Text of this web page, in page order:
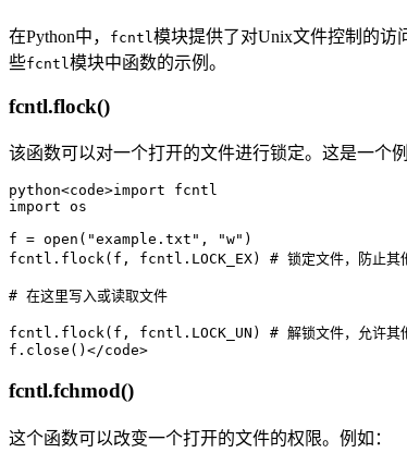
在Python中， fcntl模块提供了对Unix文件控制的访
些fcntl模块中函数的示例。
fcntl.flock()
该函数可以对一个打开的文件进行锁定。这是一个例
python<code>import fcntl
import os
f = open("example.txt", "w")
fcntl.flock(f, fcntl.LOCK_EX) # 锁定文件，防止其他
# 在这里写入或读取文件
fcntl.flock(f, fcntl.LOCK_UN) # 解锁文件，允许其他
f.close()</code>
fcntl.fchmod()
这个函数可以改变一个打开的文件的权限。例如：